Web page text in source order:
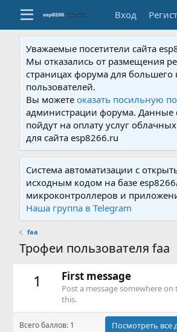
Вход
Уважаемые посетители сайта
Мы отказались от размещения
страницах форума для большего
пользователей.
Вы можетеоказать посильную
администрации форума. Данные
пойдут на оплату услуг
для сайта esp8266.ru
Система автоматизации с
исходным кодом на базе
микроконтроллеров и
Наша группа в Telegram
faa
Трофеи пользователя faa
1 First message
Post a message somewhere
this.
Всего баллов: 1 Посмотреть все